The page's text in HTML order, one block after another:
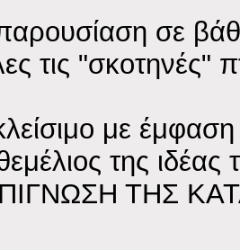
παρουσίαση σε
τις "σκοτηνές"
με
θεμέλιος της
ΤΗΣ